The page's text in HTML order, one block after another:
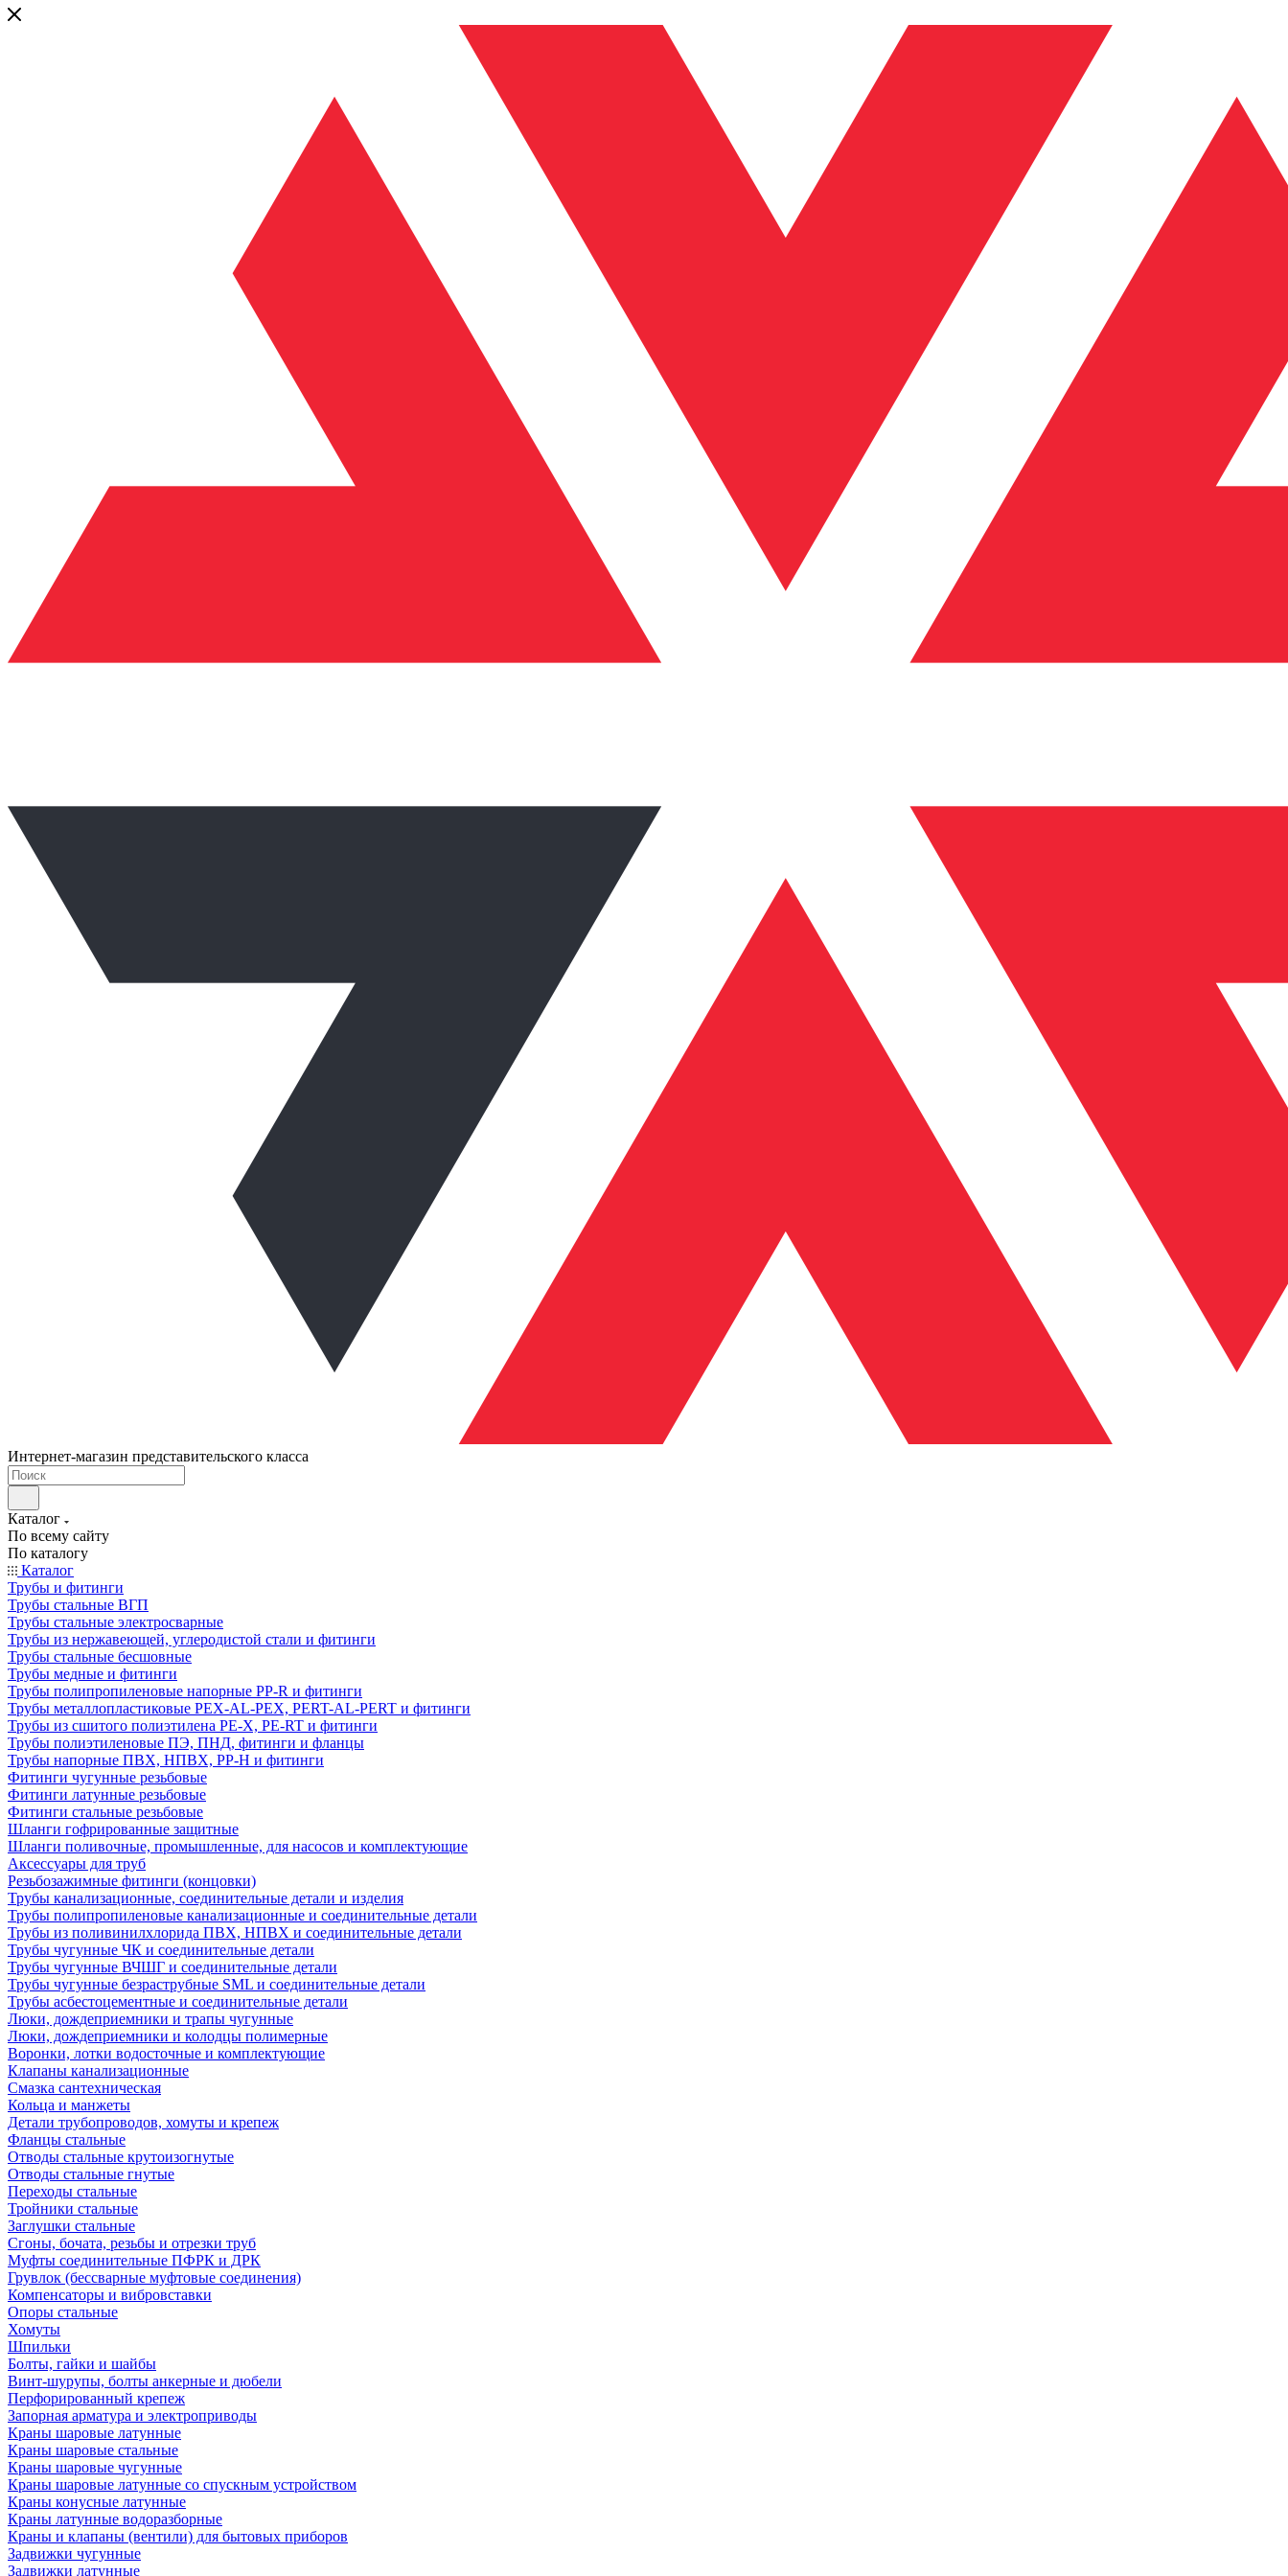
Интернет-магазин представительского класса
Каталог
По всему сайту
По каталогу
Каталог
Трубы и фитинги
Трубы стальные ВГП
Трубы стальные электросварные
Трубы из нержавеющей, углеродистой стали и фитинги
Трубы стальные бесшовные
Трубы медные и фитинги
Трубы полипропиленовые напорные PP-R и фитинги
Трубы металлопластиковые PEX-AL-PEX, PERT-AL-PERT и фитинги
Трубы из сшитого полиэтилена PE-X, PE-RT и фитинги
Трубы полиэтиленовые ПЭ, ПНД, фитинги и фланцы
Трубы напорные ПВХ, НПВХ, PP-H и фитинги
Фитинги чугунные резьбовые
Фитинги латунные резьбовые
Фитинги стальные резьбовые
Шланги гофрированные защитные
Шланги поливочные, промышленные, для насосов и комплектующие
Аксессуары для труб
Резьбозажимные фитинги (концовки)
Трубы канализационные, соединительные детали и изделия
Трубы полипропиленовые канализационные и соединительные детали
Трубы из поливинилхлорида ПВХ, НПВХ и соединительные детали
Трубы чугунные ЧК и соединительные детали
Трубы чугунные ВЧШГ и соединительные детали
Трубы чугунные безраструбные SML и соединительные детали
Трубы асбестоцементные и соединительные детали
Люки, дождеприемники и трапы чугунные
Люки, дождеприемники и колодцы полимерные
Воронки, лотки водосточные и комплектующие
Клапаны канализационные
Смазка сантехническая
Кольца и манжеты
Детали трубопроводов, хомуты и крепеж
Фланцы стальные
Отводы стальные крутоизогнутые
Отводы стальные гнутые
Переходы стальные
Тройники стальные
Заглушки стальные
Сгоны, бочата, резьбы и отрезки труб
Муфты соединительные ПФРК и ДРК
Грувлок (бессварные муфтовые соединения)
Компенсаторы и вибровставки
Опоры стальные
Хомуты
Шпильки
Болты, гайки и шайбы
Винт-шурупы, болты анкерные и дюбели
Перфорированный крепеж
Запорная арматура и электроприводы
Краны шаровые латунные
Краны шаровые стальные
Краны шаровые чугунные
Краны шаровые латунные со спускным устройством
Краны конусные латунные
Краны латунные водоразборные
Краны и клапаны (вентили) для бытовых приборов
Задвижки чугунные
Задвижки латунные